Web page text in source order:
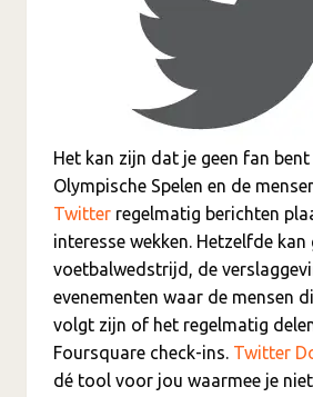
Het kan zijn dat je geen fan
Olympische Spelen en de
Twitter regelmatig berichten
interesse wekken. Hetzelfde kan
voetbalwedstrijd, de
evenementen waar de mensen
volgt zijn of het regelmatig
Foursquare check-ins. Twitter
dé tool voor jou waarmee je